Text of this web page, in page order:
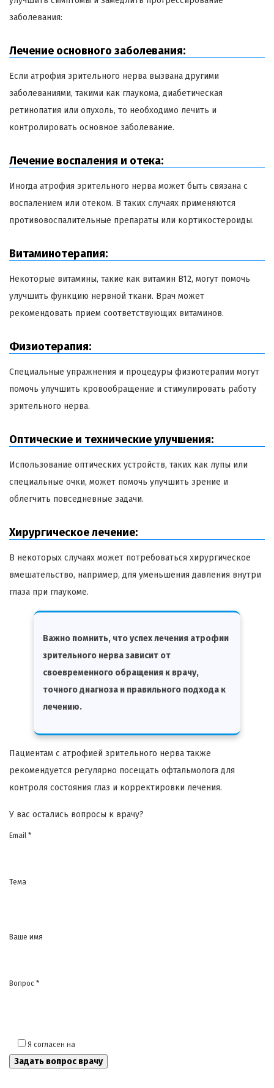
заболевания:
Лечение основного заболевания:
Если атрофия зрительного нерва вызвана другими
заболеваниями, такими как глаукома, диабетическая
ретинопатия или опухоль, то необходимо лечить и
контролировать основное заболевание.
Лечение воспаления и отека:
Иногда атрофия зрительного нерва может быть связана с
воспалением или отеком. В таких случаях применяются
противовоспалительные препараты или кортикостероиды.
Витаминотерапия:
Некоторые витамины, такие как витамин B12, могут помочь
улучшить функцию нервной ткани. Врач может
рекомендовать прием соответствующих витаминов.
Физиотерапия:
Специальные упражнения и процедуры физиотерапии могут
помочь улучшить кровообращение и стимулировать работу
зрительного нерва.
Оптические и технические улучшения:
Использование оптических устройств, таких как лупы или
специальные очки, может помочь улучшить зрение и
облегчить повседневные задачи.
Хирургическое лечение:
В некоторых случаях может потребоваться хирургическое
вмешательство, например, для уменьшения давления внутри
глаза при глаукоме.
Важно помнить, что успех лечения атрофии
зрительного нерва зависит от
своевременного обращения к врачу,
точного диагноза и правильного подхода к
лечению.
Пациентам с атрофией зрительного нерва также
рекомендуется регулярно посещать офтальмолога для
контроля состояния глаз и корректировки лечения.
У вас остались вопросы к врачу?
Email *
Тема
Ваше имя
Вопрос *
Я согласен на